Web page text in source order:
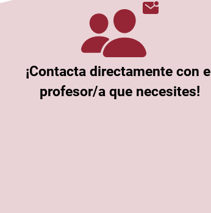
¡Contacta directamente con el
profesor/a que necesites!